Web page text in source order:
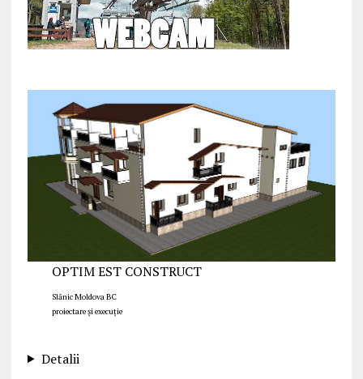
OPTIM EST CONSTRUCT
Slănic Moldova BC
proiectare și execuție
Detalii